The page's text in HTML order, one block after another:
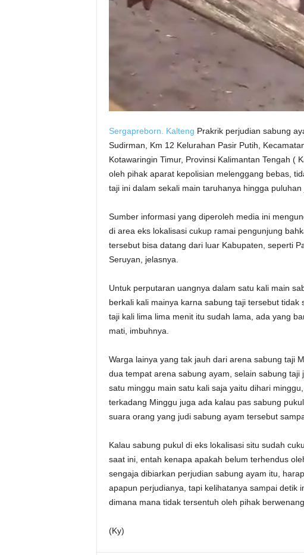
Sergapreborn. Kalteng Prakrik perjudian sabung
Sudirman, Km 12 Kelurahan Pasir Putih,
Kotawaringin Timur, Provinsi Kalimantan Tengah (
oleh pihak aparat kepolisian melenggang bebas,
taji ini dalam sekali main taruhanya hingga puluhan
Sumber informasi yang diperoleh media ini
di area eks lokalisasi cukup ramai pengunjung
tersebut bisa datang dari luar Kabupaten, seperti
Seruyan, jelasnya.
Untuk perputaran uangnya dalam satu kali main
berkali kali mainya karna sabung taji tersebut
taji kali lima lima menit itu sudah lama, ada yang
mati, imbuhnya.
Warga lainya yang tak jauh dari arena sabung taji
dua tempat arena sabung ayam, selain sabung
satu minggu main satu kali saja yaitu dihari
terkadang Minggu juga ada kalau pas sabung
suara orang yang judi sabung ayam tersebut
Kalau sabung pukul di eks lokalisasi situ sudah
saat ini, entah kenapa apakah belum terhendus
sengaja dibiarkan perjudian sabung ayam itu,
apapun perjudianya, tapi kelihatanya sampai detik
dimana mana tidak tersentuh oleh pihak
(Ky)